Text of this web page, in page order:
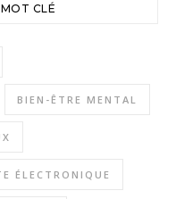
CLÉ
BIEN-ÊTRE MENTAL
ÉLECTRONIQUE